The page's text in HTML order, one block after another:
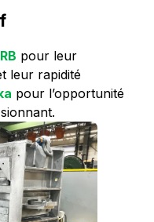
pour leur
leur rapidité
pour l’opportunité